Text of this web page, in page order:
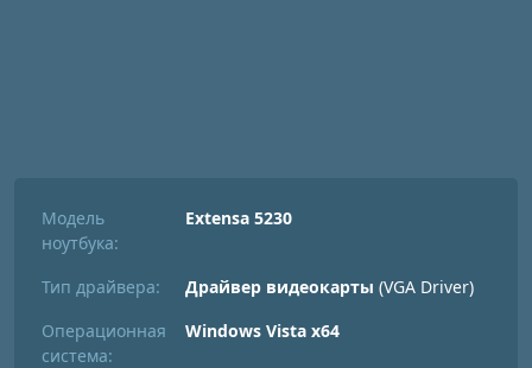
Модель
ноутбука:
Extensa 5230
Тип драйвера: Драйвер видеокарты (VGA Driver)
Операционная
система:
Windows Vista x64